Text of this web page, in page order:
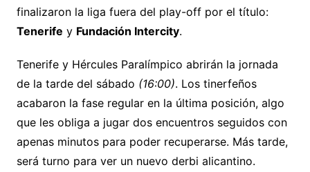
finalizaron la liga fuera del play-off por el título:
Tenerife y Fundación Intercity.
Tenerife y Hércules Paralímpico abrirán la jornada
de la tarde del sábado (16:00). Los tinerfeños
acabaron la fase regular en la última posición, algo
que les obliga a jugar dos encuentros seguidos con
apenas minutos para poder recuperarse. Más tarde,
será turno para ver un nuevo derbi alicantino.